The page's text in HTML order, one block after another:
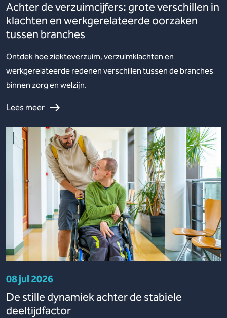
Achter de verzuimcijfers: grote verschillen in
klachten en werkgerelateerde oorzaken
tussen branches
Ontdek hoe ziekteverzuim, verzuimklachten en
werkgerelateerde redenen verschillen tussen de branches
binnen zorg en welzijn.
Lees meer
08 jul 2026
De stille dynamiek achter de stabiele
deeltijdfactor